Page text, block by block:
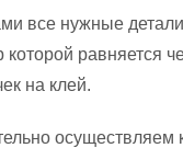
все нужные
которой равняется
на клей.
осуществляем